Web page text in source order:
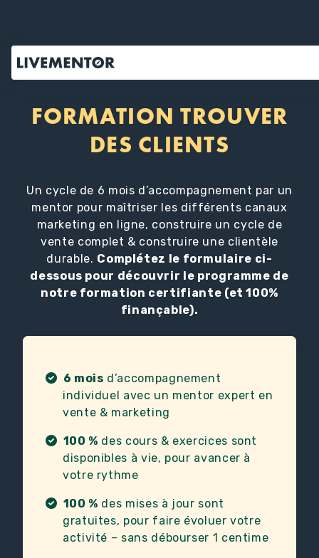
contenu
FORMATION TROUVER
DES CLIENTS
Un cycle de 6 mois d’accompagnement par un
mentor pour maîtriser les différents canaux
marketing en ligne, construire un cycle de
vente complet & construire une clientèle
durable. Complétez le formulaire ci-
dessous pour découvrir le programme de
notre formation certifiante (et 100%
finançable).
6 mois d’accompagnement
individuel avec un mentor expert en
vente & marketing
100 % des cours & exercices sont
disponibles à vie, pour avancer à
votre rythme
100 % des mises à jour sont
gratuites, pour faire évoluer votre
activité – sans débourser 1 centime